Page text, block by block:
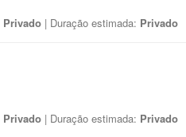
Privado | Duração estimada: Privado
Privado | Duração estimada: Privado